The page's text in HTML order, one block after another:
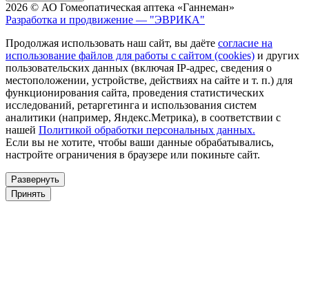
2026 © АО Гомеопатическая аптека «Ганнеман»
Разработка и продвижение — "ЭВРИКА"
Продолжая использовать наш сайт, вы даёте согласие на
использование файлов для работы с сайтом (cookies) и других
пользовательских данных (включая IP-адрес, сведения о
местоположении, устройстве, действиях на сайте и т. п.) для
функционирования сайта, проведения статистических
исследований, ретаргетинга и использования систем
аналитики (например, Яндекс.Метрика), в соответствии с
нашей Политикой обработки персональных данных.
Если вы не хотите, чтобы ваши данные обрабатывались,
настройте ограничения в браузере или покиньте сайт.
Развернуть
Принять